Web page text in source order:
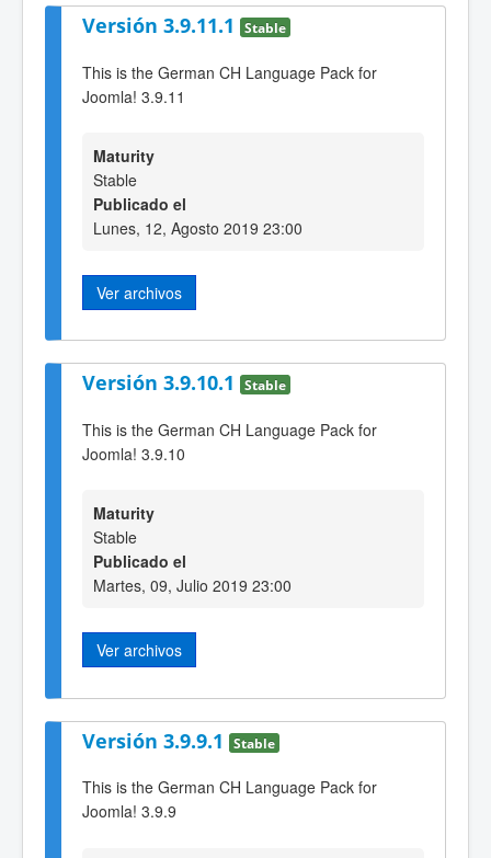
Versión 3.9.11.1 Stable
This is the German CH Language Pack for
Joomla! 3.9.11
Maturity
Stable
Publicado el
Lunes, 12, Agosto 2019 23:00
Ver archivos
Versión 3.9.10.1 Stable
This is the German CH Language Pack for
Joomla! 3.9.10
Maturity
Stable
Publicado el
Martes, 09, Julio 2019 23:00
Ver archivos
Versión 3.9.9.1 Stable
This is the German CH Language Pack for
Joomla! 3.9.9